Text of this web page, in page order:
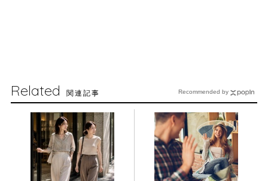
Related 関連記事 Recommended by